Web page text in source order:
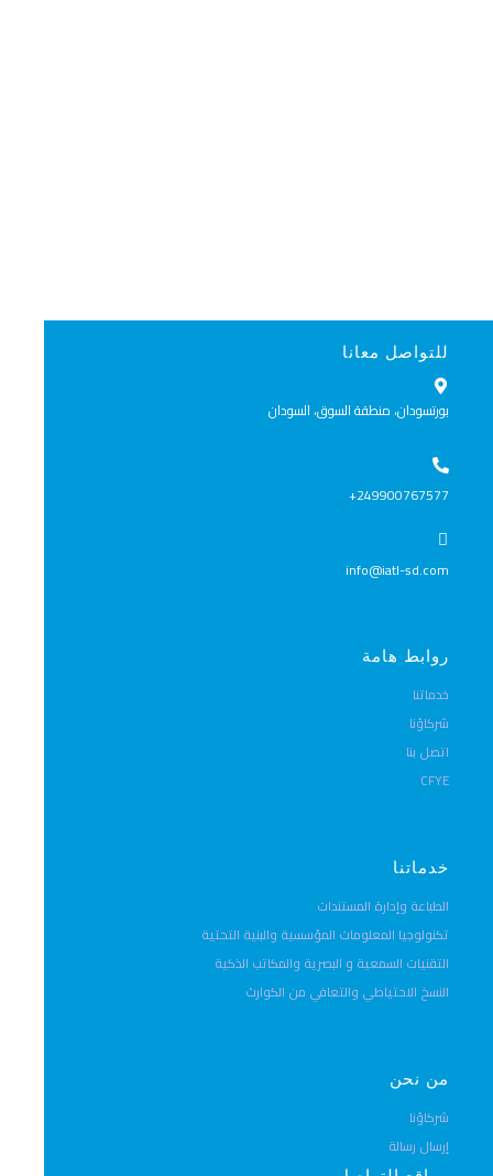
للتواصل معانا
بورتسودان، منطقة السوق، السودان
249900767577​+
info@iatl-sd.com
روابط هامة
خدماتنا
شركاؤنا
اتصل بنا
CFYE
خدماتنا
الطباعة وإدارة المستندات
تكنولوجيا المعلومات المؤسسية والبنية التحتية
التقنيات السمعية و البصرية والمكاتب الذكية
النسخ الاحتياطي والتعافي من الكوارث
من نحن
شركاؤنا
إرسال رسالة